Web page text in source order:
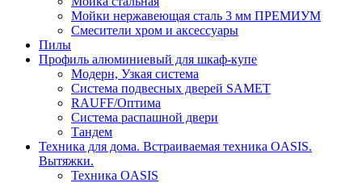
Мойки нержавеющая сталь 3 мм ПРЕМИУМ
Смесители хром и аксессуары
Пилы
Профиль алюминиевый для шкаф-купе
Модерн, Узкая система
Система подвесных дверей SAMET
RAUFF/Оптима
Система распашной двери
Тандем
Техника для дома. Встраиваемая техника OASIS.
Вытяжки.
Техника OASIS